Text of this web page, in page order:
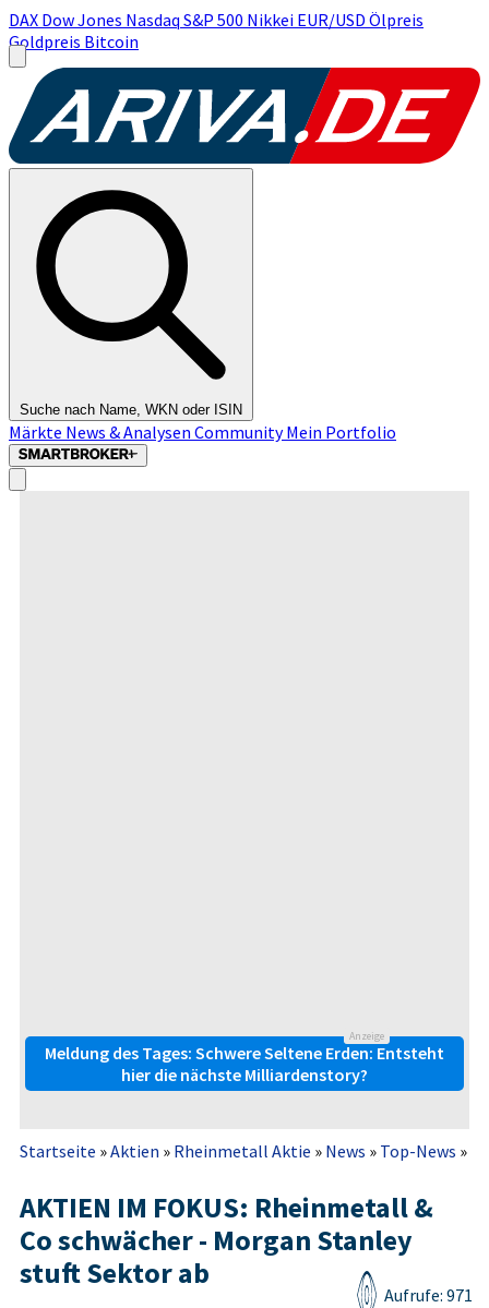
DAX Dow Jones Nasdaq S&P 500 Nikkei EUR/USD Ölpreis
Goldpreis Bitcoin
Suche nach Name, WKN oder ISIN
Märkte News & Analysen CommunityMein Portfolio
Anzeige
Meldung des Tages: Schwere Seltene Erden: Entsteht
hier die nächste Milliardenstory?
Startseite »Aktien » Rheinmetall Aktie » News » Top-News »
AKTIEN IM FOKUS: Rheinmetall &
Co schwächer - Morgan Stanley
stuft Sektor ab
Aufrufe: 971